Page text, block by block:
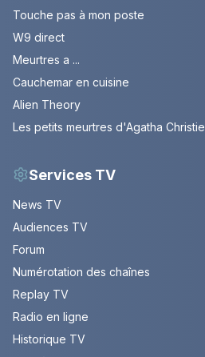
Touche pas à mon poste
W9 direct
Meurtres a ...
Cauchemar en cuisine
Alien Theory
Les petits meurtres d'Agatha Christie
Services TV
News TV
Audiences TV
Forum
Numérotation des chaînes
Replay TV
Radio en ligne
Historique TV